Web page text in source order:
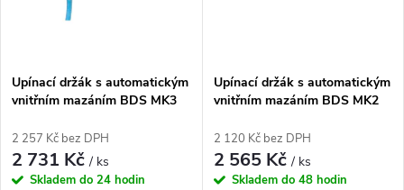
Upínací držák s automatickým
vnitřním mazáním BDS MK3
2 257 Kč bez DPH
2 731 Kč/ ks
Skladem do 24 hodin
Upínací držák s automatickým
vnitřním mazáním BDS MK2
2 120 Kč bez DPH
2 565 Kč/ ks
Skladem do 48 hodin